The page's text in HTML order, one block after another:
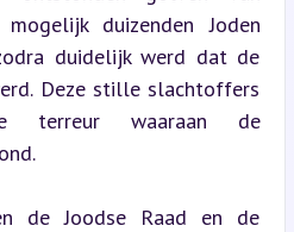
mogelijk duizenden Joden
duidelijk werd dat de
Deze stille slachtoffers
terreur waaraan de
de Joodse Raad en de